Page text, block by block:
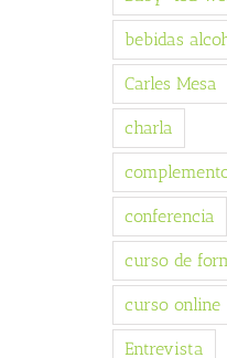
bebidas
Carles Mesa
charla
conferencia
curso de
curso online
Entrevista